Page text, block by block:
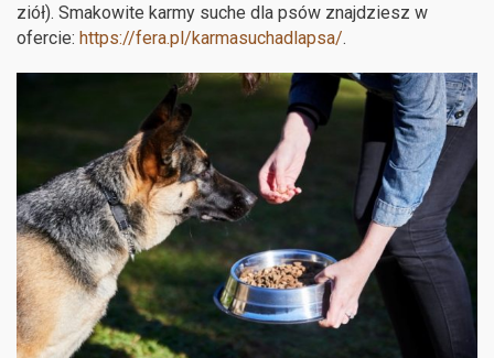
ziół). Smakowite karmy suche dla psów znajdziesz w
ofercie: https://fera.pl/karmasuchadlapsa/.